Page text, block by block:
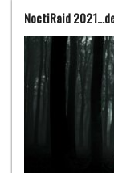
NoctiRaid